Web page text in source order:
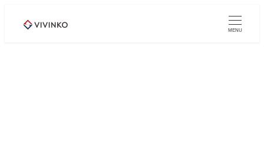
MENU